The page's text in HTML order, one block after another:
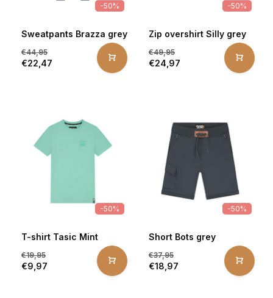
-50%
Sweatpants Brazza grey
€44,95
€22,47
-50%
Zip overshirt Silly grey
€49,95
€24,97
-50%
T-shirt Tasic Mint
€19,95
€9,97
-50%
Short Bots grey
€37,95
€18,97